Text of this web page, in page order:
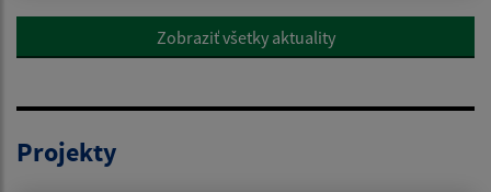
Zobraziť všetky aktuality
Projekty